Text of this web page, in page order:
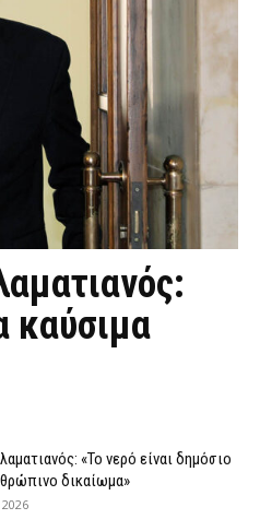
καύσιμα
«Το νερό είναι δημόσιο
δικαίωμα»